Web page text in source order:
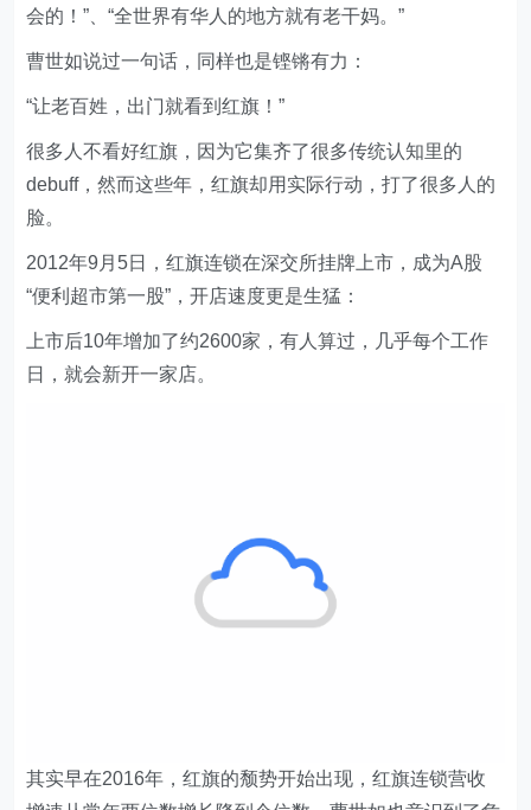
“让老百姓，出门就看到红旗！”
很多人不看好红旗，因为它集齐了很多传统认知里的
debuff，然而这些年，红旗却用实际行动，打了很多人的
脸。
2012年9月5日，红旗连锁在深交所挂牌上市，成为A股
“便利超市第一股”，开店速度更是生猛：
上市后10年增加了约2600家，有人算过，几乎每个工作
日，就会新开一家店。
机，果断开始自救之路。